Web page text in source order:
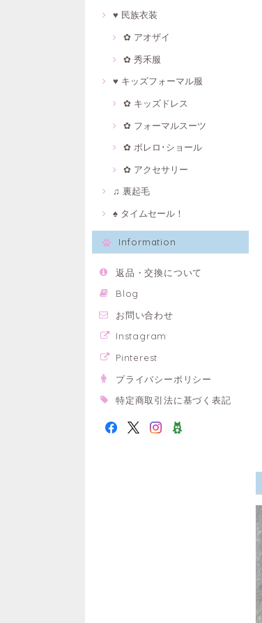
♥ 民族衣装
✿ アオザイ
✿ 秀禾服
♥ キッズフォーマル服
✿ キッズドレス
✿ フォーマルスーツ
✿ ボレロ･ショール
✿ アクセサリー
♫ 裏起毛
♠ タイムセール！
Information
返品・交換について
Blog
お問い合わせ
Instagram
Pinterest
プライバシーポリシー
特定商取引法に基づく表記